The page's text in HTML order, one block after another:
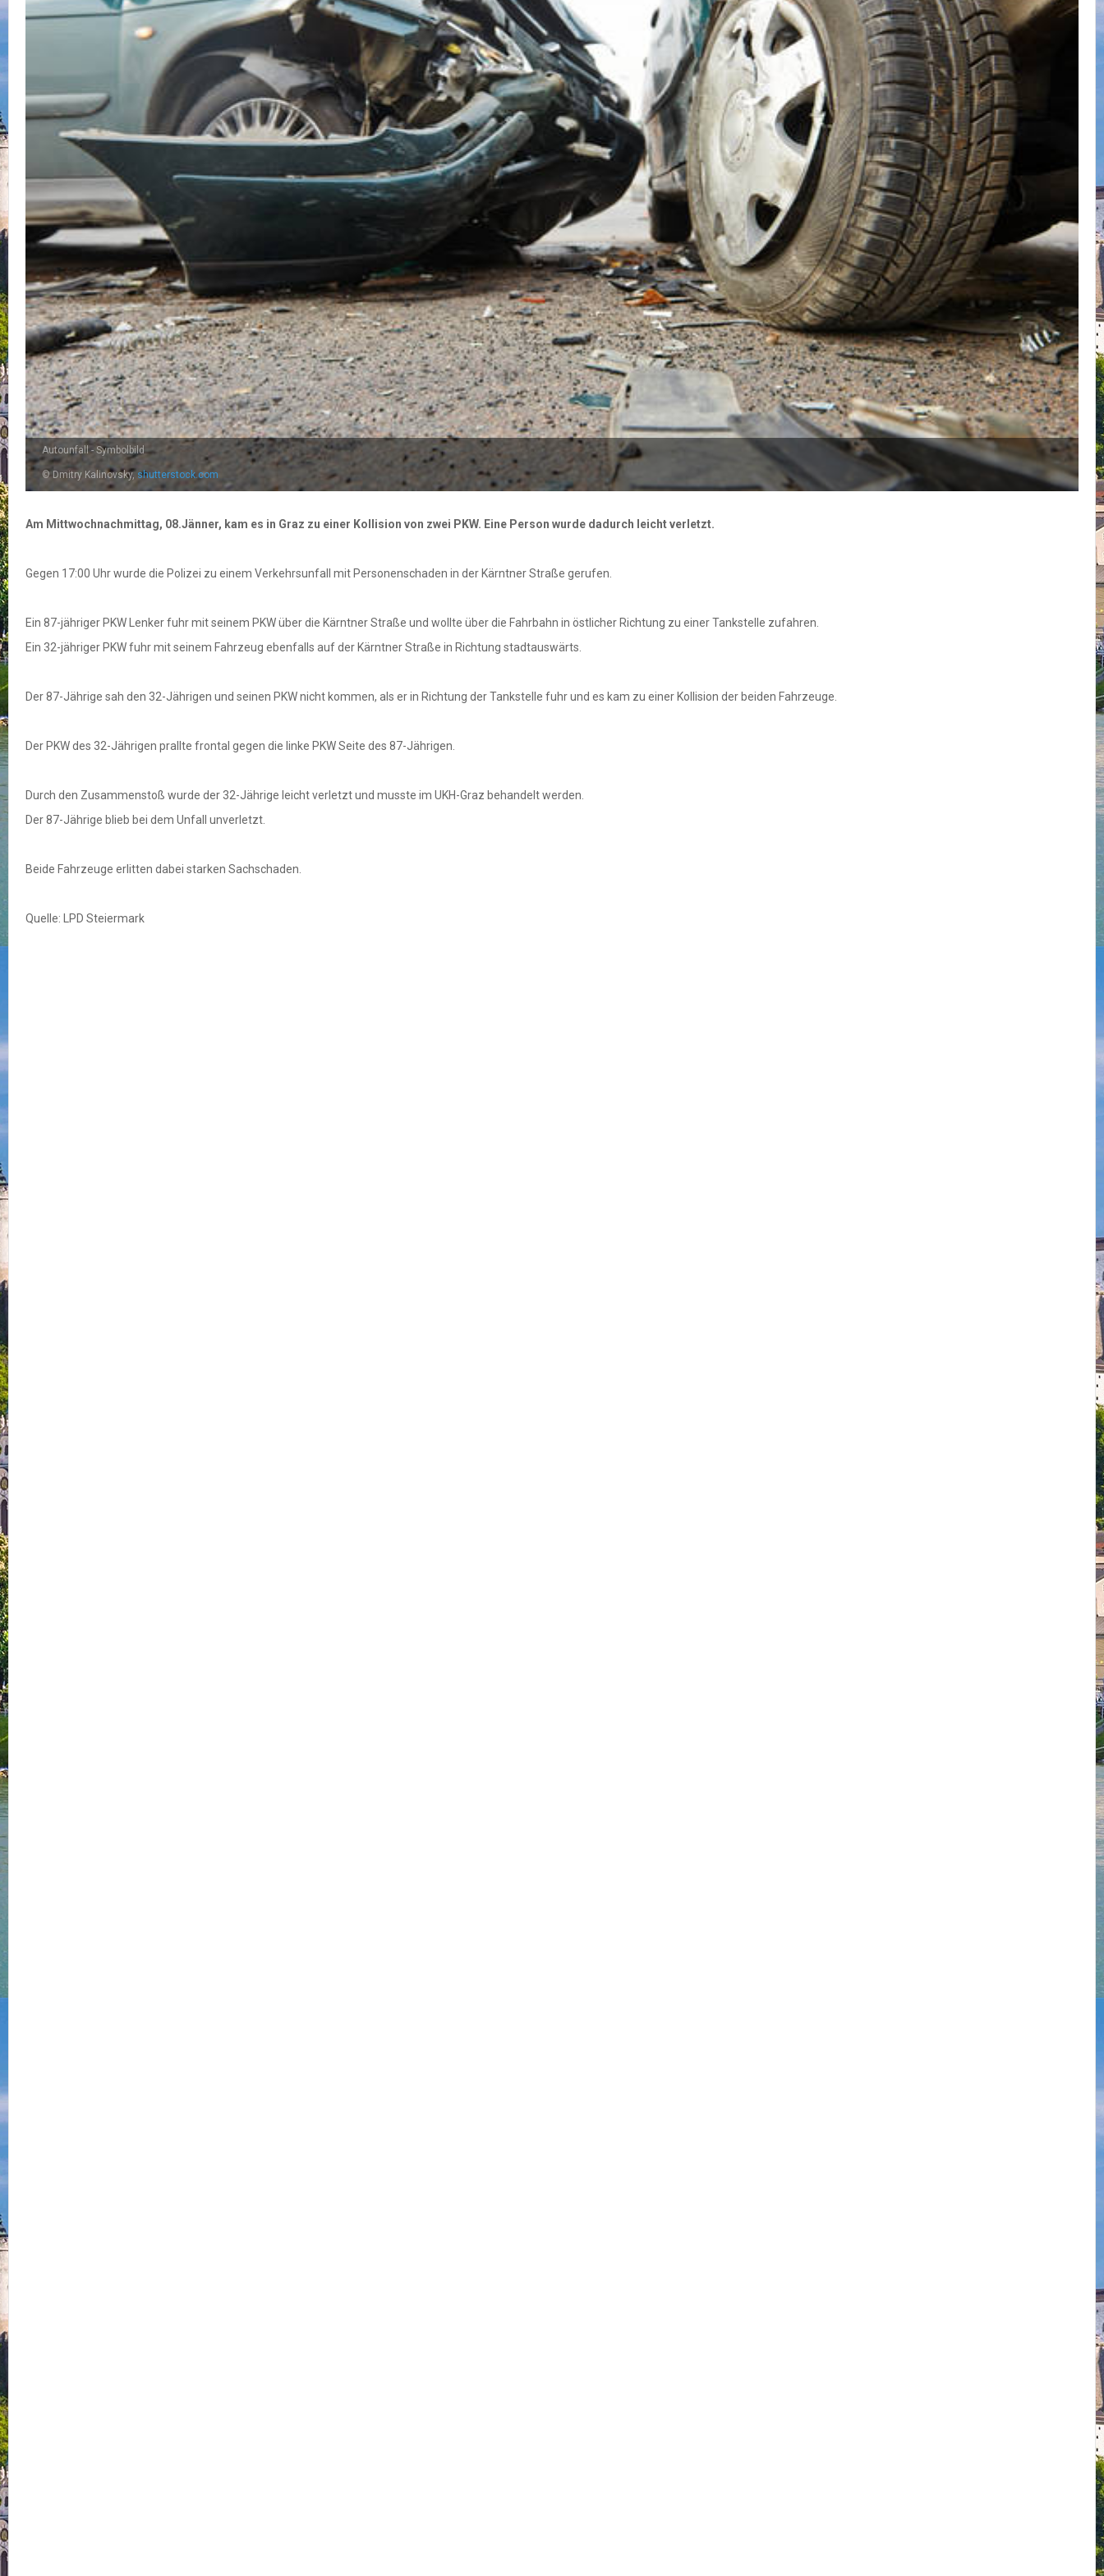
Autounfall - Symbolbild
© Dmitry Kalinovsky, shutterstock.com
Am Mittwochnachmittag, 08.Jänner, kam es in Graz zu einer Kollision von zwei PKW. Eine Person wurde dadurch leicht verletzt.
Gegen 17:00 Uhr wurde die Polizei zu einem Verkehrsunfall mit Personenschaden in der Kärntner Straße gerufen.
Ein 87-jähriger PKW Lenker fuhr mit seinem PKW über die Kärntner Straße und wollte über die Fahrbahn in östlicher Richtung zu einer Tankstelle zufahren.
Ein 32-jähriger PKW fuhr mit seinem Fahrzeug ebenfalls auf der Kärntner Straße in Richtung stadtauswärts.
Der 87-Jährige sah den 32-Jährigen und seinen PKW nicht kommen, als er in Richtung der Tankstelle fuhr und es kam zu einer Kollision der beiden Fahrzeuge.
Der PKW des 32-Jährigen prallte frontal gegen die linke PKW Seite des 87-Jährigen.
Durch den Zusammenstoß wurde der 32-Jährige leicht verletzt und musste im UKH-Graz behandelt werden.
Der 87-Jährige blieb bei dem Unfall unverletzt.
Beide Fahrzeuge erlitten dabei starken Sachschaden.
Quelle: LPD Steiermark